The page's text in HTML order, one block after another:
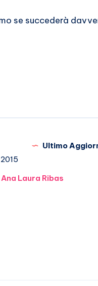
se succederà
Ultimo
2015
Ana Laura Ribas